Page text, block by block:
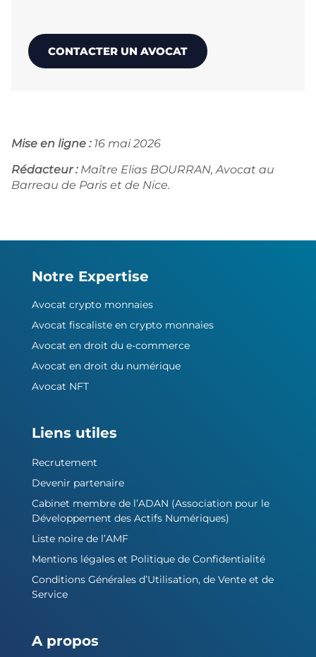
CONTACTER UN AVOCAT
Mise en ligne :16 mai 2026
Rédacteur :Maître Elias BOURRAN, Avocat au
Barreau de Paris et de Nice.
Notre Expertise
Avocat crypto monnaies
Avocat fiscaliste en crypto monnaies
Avocat en droit du e-commerce
Avocat en droit du numérique
Avocat NFT
Liens utiles
Recrutement
Devenir partenaire
Cabinet membre de l’ADAN (Association pour le
Développement des Actifs Numériques)
Liste noire de l’AMF
Mentions légales et Politique de Confidentialité
Conditions Générales d’Utilisation, de Vente et de
Service
A propos